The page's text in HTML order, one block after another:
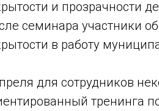
и прозрачности
семинара участники
в работу
для сотрудников
тренинга